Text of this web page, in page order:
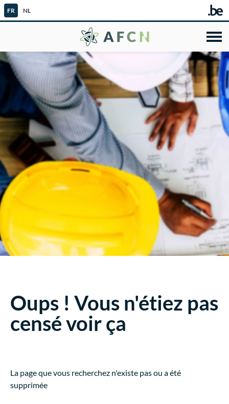
FR NL
AFCN - Agence
Oups ! Vous n'étiez pas
censé voir ça
La page que vous recherchez n'existe pas ou a été
supprimée